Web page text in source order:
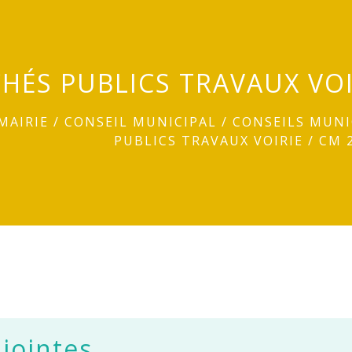
PUBLICS TRAVAUX
/ CONSEIL MUNICIPAL / CONSEILS
PUBLICS TRAVAUX VOIRIE / CM